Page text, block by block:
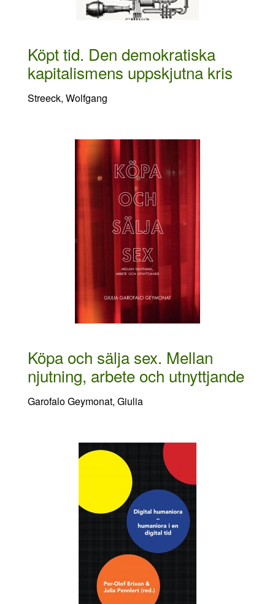
Köpt tid. Den demokratiska
kapitalismens uppskjutna kris
Streeck, Wolfgang
Köpa och sälja sex. Mellan
njutning, arbete och utnyttjande
Garofalo Geymonat, Giulia